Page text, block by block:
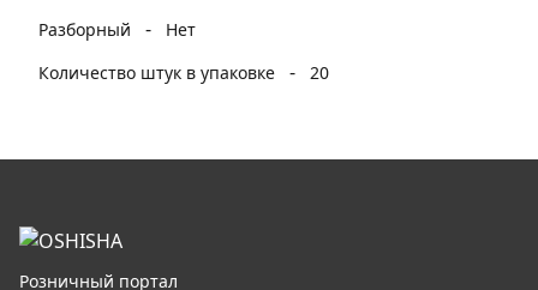
Разборный
-
Нет
Количество штук в упаковке
- 20
Розничный портал